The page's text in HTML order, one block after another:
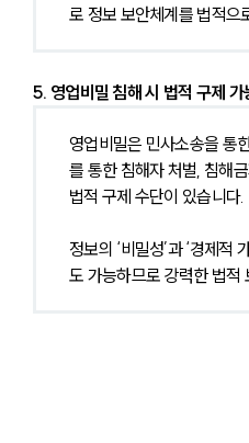
로 정보 보안체계를 법적으
5. 영업비밀 침해 시 법적 구제 가
영업비밀은 민사소송을 통
를 통한 침해자 처벌, 침해
법적 구제 수단이 있습니다.
정보의 ‘비밀성’과 ‘경제적
도 가능하므로 강력한 법적